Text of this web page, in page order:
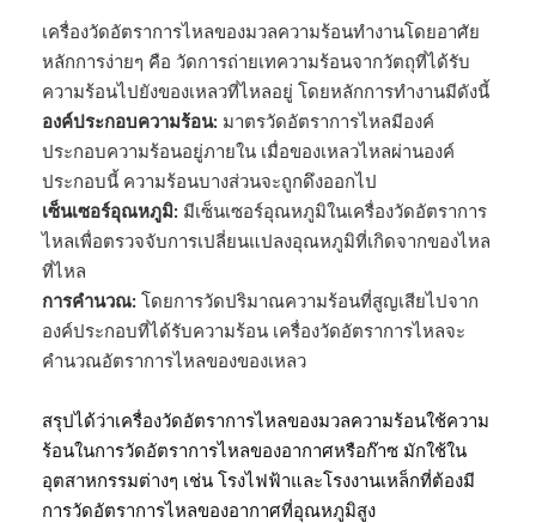
เครื่องวัดอัตราการไหลของมวลความร้อนทำงานโดยอาศัย
หลักการง่ายๆ คือ วัดการถ่ายเทความร้อนจากวัตถุที่ได้รับ
ความร้อนไปยังของเหลวที่ไหลอยู่ โดยหลักการทำงานมีดังนี้
องค์ประกอบความร้อน: มาตรวัดอัตราการไหลมีองค์
ประกอบความร้อนอยู่ภายใน เมื่อของเหลวไหลผ่านองค์
ประกอบนี้ ความร้อนบางส่วนจะถูกดึงออกไป
เซ็นเซอร์อุณหภูมิ: มีเซ็นเซอร์อุณหภูมิในเครื่องวัดอัตราการ
ไหลเพื่อตรวจจับการเปลี่ยนแปลงอุณหภูมิที่เกิดจากของไหล
ที่ไหล
การคำนวณ: โดยการวัดปริมาณความร้อนที่สูญเสียไปจาก
องค์ประกอบที่ได้รับความร้อน เครื่องวัดอัตราการไหลจะ
คำนวณอัตราการไหลของของเหลว
สรุปได้ว่าเครื่องวัดอัตราการไหลของมวลความร้อนใช้ความ
ร้อนในการวัดอัตราการไหลของอากาศหรือก๊าซ มักใช้ใน
อุตสาหกรรมต่างๆ เช่น โรงไฟฟ้าและโรงงานเหล็กที่ต้องมี
การวัดอัตราการไหลของอากาศที่อุณหภูมิสูง